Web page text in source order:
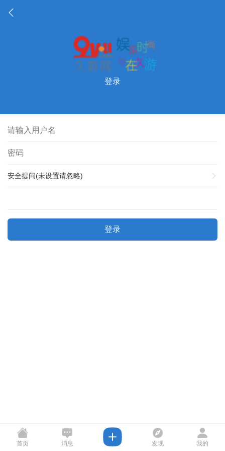
登录
安全提问(未设置请忽略)
登录
首页 消息 发现 我的